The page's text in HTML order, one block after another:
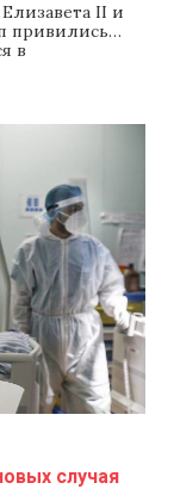
II и
привились
в
дворца.
сделали
какой
Отметим,
случая